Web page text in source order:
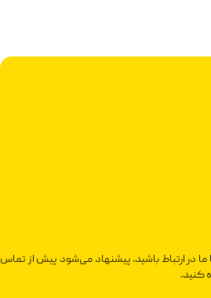
ما در ارتباط باشید. پیشنهاد می‌شود پیش از تماس
کنید.